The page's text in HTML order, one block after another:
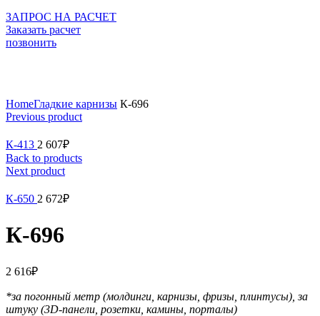
ЗАПРОС НА РАСЧЕТ
Заказать расчет
позвонить
HomeГладкие карнизы К-696
Previous product
К-413 2 607₽
Back to products
Next product
К-650 2 672₽
К-696
2 616₽
*за погонный метр (молдинги, карнизы, фризы, плинтусы), за
штуку (3D-панели, розетки, камины, порталы)